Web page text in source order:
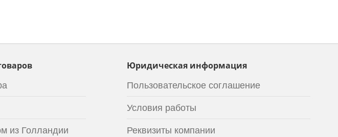
из Голландии
Юридическая информация
Пользовательское соглашение
Условия работы
Реквизиты компании